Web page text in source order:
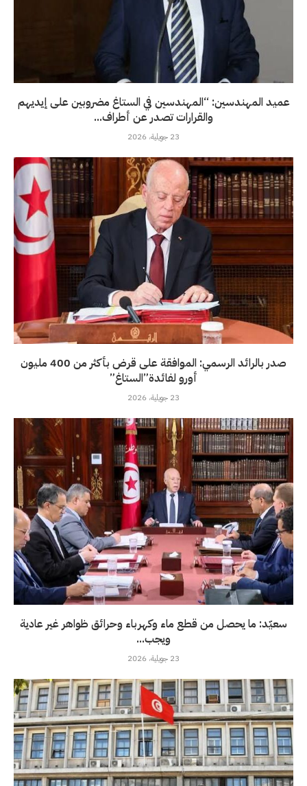
عميد المهندسين: “المهندسين في الستاغ مضروبين على إيديهم
والقرارات تصدر عن أطراف...
23 جويلية، 2026
صدر بالرائد الرسمي: الموافقة على قرض بأكثر من 400 مليون
أورو لفائدة”الستاغ”
23 جويلية، 2026
سعيّد: ما يحصل من قطع ماء وكهرباء وحرائق ظواهر غير عادية
ويجب...
23 جويلية، 2026